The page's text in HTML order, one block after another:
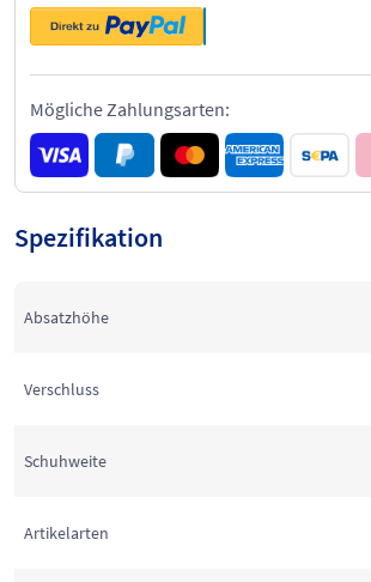
Mögliche Zahlungsarten:
Spezifikation
Absatzhöhe
Verschluss
Schuhweite
Artikelarten